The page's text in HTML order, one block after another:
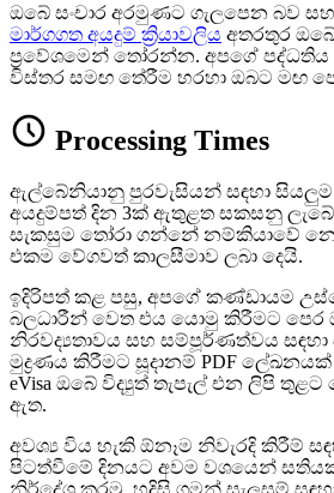
ඔබේ සංචාර අරමුණට ගැලපෙන බව
මාර්ගගත අයදුම් ක්‍රියාවලිය අතරතුර
ප්‍රවේශමෙන් තෝරන්න. අපගේ පද්ධතිය
විස්තර සමඟ තේරීම හරහා ඔබට මඟ
Processing Times
ඇල්බේනියානු පුරවැසියන් සඳහා සියලුම
අයදුම්පත් දින 3ක් ඇතුළත සකසනු
සැකසුම තෝරා ගන්නේ නම්කියාවේ
එකම වේගවත් කාලසීමාව ලබා දෙයි.
ඉදිරිපත් කළ පසු, අපගේ කණ්ඩායම
බලධාරීන් වෙත එය යොමු කිරීමට පෙර
නිරවද්‍යතාවය සහ සම්පූර්ණත්වය
මුද්‍රණය කිරීමට සූදානම් PDF
eVisa ඔබේ විද්‍යුත් තැපැල් එන ලිපි
ඇත.
අවශ්‍ය විය හැකි ඕනෑම නිවැරදි කිරීම්
පිටත්වීමේ දිනයට අවම වශයෙන්